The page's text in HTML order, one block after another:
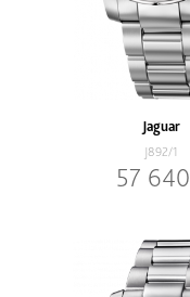
Jaguar
J892/1
57 640